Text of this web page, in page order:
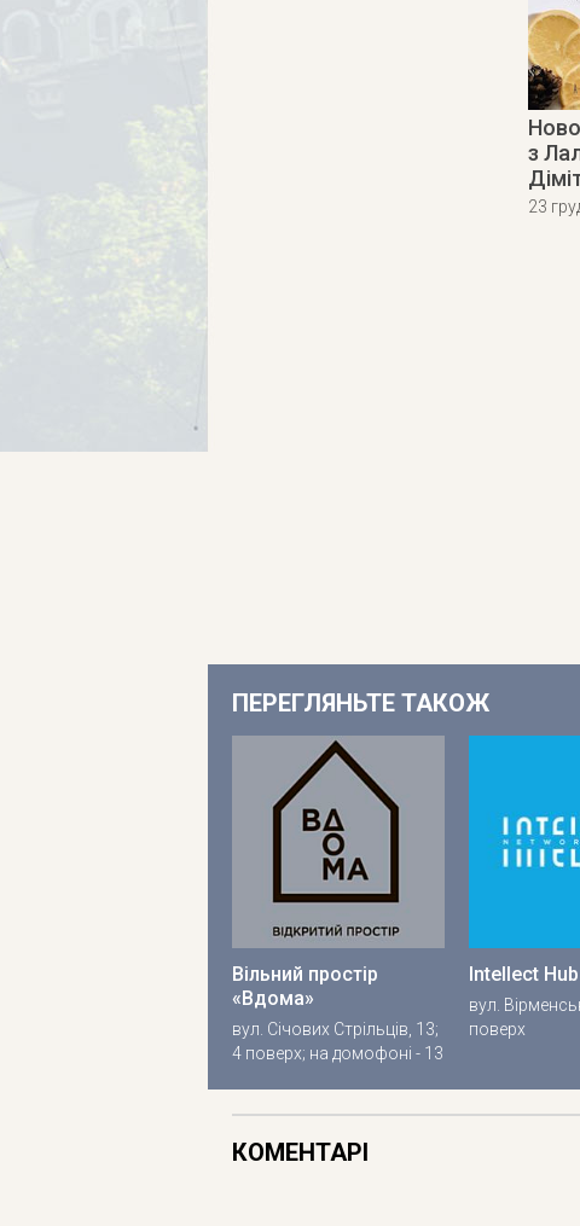
з
23
ПЕРЕГЛЯНЬТЕ ТАКОЖ
Вільний простір
«Вдома»
вул. Січових Стрільців, 13;
4 поверх; на домофоні - 13
Intellect Hub
вул.
поверх
КОМЕНТАРІ